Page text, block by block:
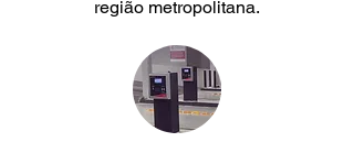
região metropolitana.